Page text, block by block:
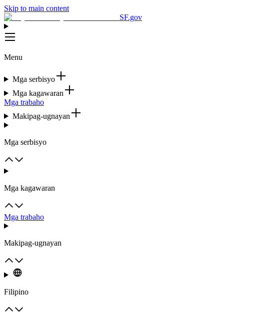
Skip to main content
SF.gov
Menu
Mga serbisyo
Mga kagawaran
Mga trabaho
Makipag-ugnayan
Mga serbisyo
Mga kagawaran
Mga trabaho
Makipag-ugnayan
Filipino